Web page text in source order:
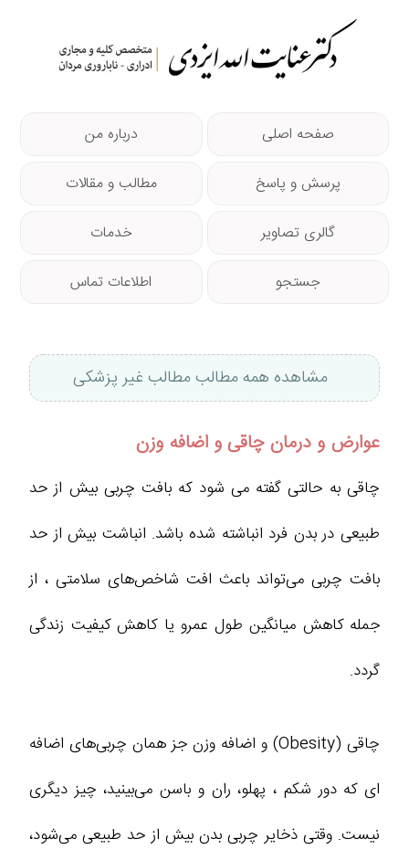
صفحه اصلی درباره من
پرسش و پاسخ مطالب و مقالات
گالری تصاویر خدمات
جستجو اطلاعات تماس
مشاهده همه مطالب مطالب غیر پزشکی
عوارض و درمان چاقی و اضافه وزن
چاقی به حالتی گفته می شود که بافت چربی بیش از حد
طبیعی در بدن فرد انباشته شده باشد. انباشت بیش از حد
بافت چربی می‌تواند باعث افت شاخص‌های سلامتی ، از
جمله کاهش میانگین طول عمرو یا کاهش کیفیت زندگی
گردد.
چاقی (Obesity) و اضافه وزن جز همان چربی‌های اضافه‌
ای که دور شکم ، پهلو، ران و باسن می‌بینید، چیز دیگری
نیست. وقتی ذخایر چربی بدن بیش از حد طبیعی می‌شود،